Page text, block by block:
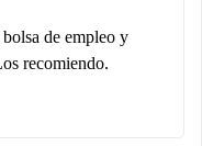
de empleo y
recomiendo.